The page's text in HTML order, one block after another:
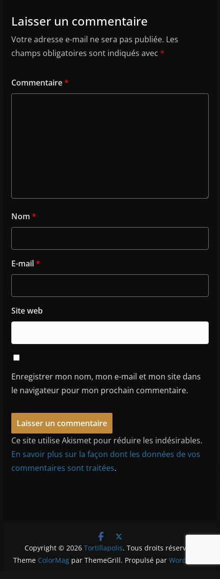
Laisser un commentaire
Votre adresse e-mail ne sera pas publiée. Les
champs obligatoires sont indiqués avec *
Commentaire*
Nom *
E-mail*
Site web
Enregistrer mon nom, mon e-mail et mon site dans
le navigateur pour mon prochain commentaire.
Ce site utilise Akismet pour réduire les indésirables.
En savoir plus sur la façon dont les données de vos
commentaires sont traitées.
Copyright © 2026 Tortillapolis. Tous droits réservés.
Theme ColorMag par ThemeGrill. Propulsé parWordPress